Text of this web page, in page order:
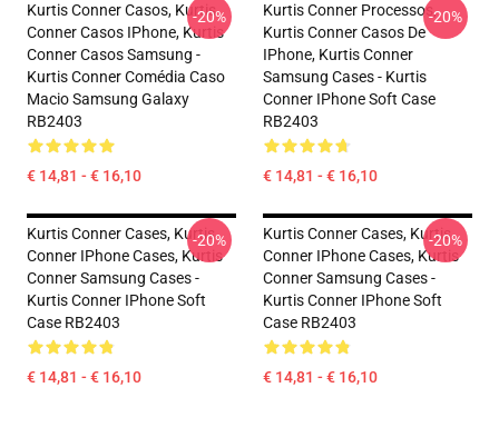
Kurtis Conner Casos, Kurtis
Conner Casos IPhone, Kurtis
Conner Casos Samsung -
Kurtis Conner Comédia Caso
Macio Samsung Galaxy
RB2403
€ 14,81 - € 16,10
-20%
Kurtis Conner Processos,
Kurtis Conner Casos De
IPhone, Kurtis Conner
Samsung Cases - Kurtis
Conner IPhone Soft Case
RB2403
€ 14,81 - € 16,10
-20%
Kurtis Conner Cases, Kurtis
Conner IPhone Cases, Kurtis
Conner Samsung Cases -
Kurtis Conner IPhone Soft
Case RB2403
€ 14,81 - € 16,10
-20%
Kurtis Conner Cases, Kurtis
Conner IPhone Cases, Kurtis
Conner Samsung Cases -
Kurtis Conner IPhone Soft
Case RB2403
€ 14,81 - € 16,10
-20%